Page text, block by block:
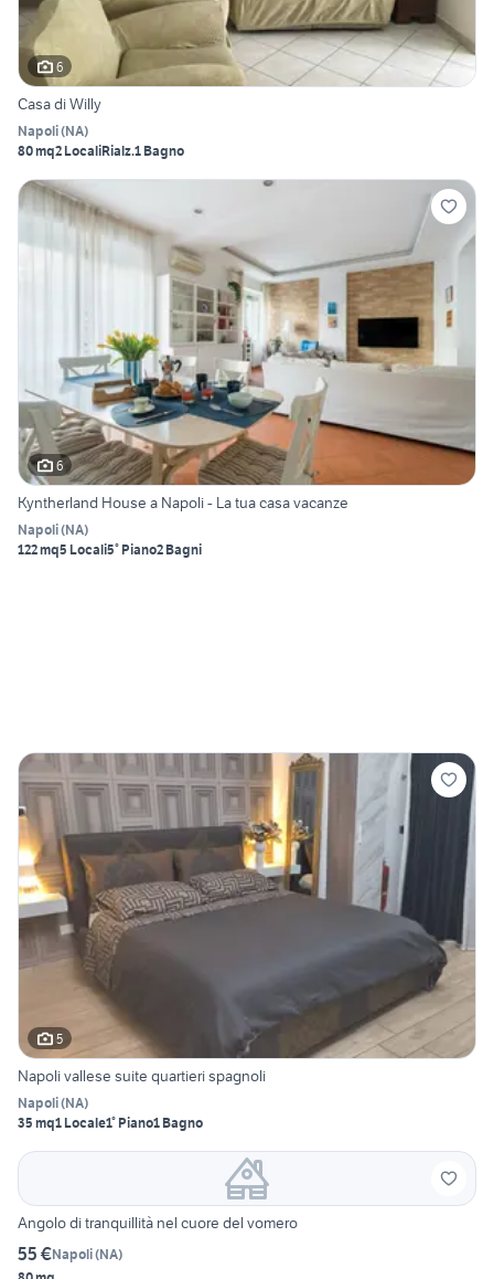
6
Casa di Willy
Napoli(NA)
80 mq2 LocaliRialz.1 Bagno
6
Kyntherland House a Napoli - La tua casa vacanze
Napoli(NA)
122 mq5 Locali5° Piano2 Bagni
5
Napoli vallese suite quartieri spagnoli
Napoli(NA)
35 mq1 Locale1° Piano1 Bagno
Angolo di tranquillità nel cuore del vomero
55 €Napoli(NA)